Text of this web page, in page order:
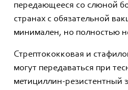
передающееся со слюной
странах с обязательной
минимален, но полностью
Стрептококковая и
могут передаваться при
метициллин-резистентный